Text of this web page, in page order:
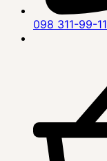
098 311-99-11